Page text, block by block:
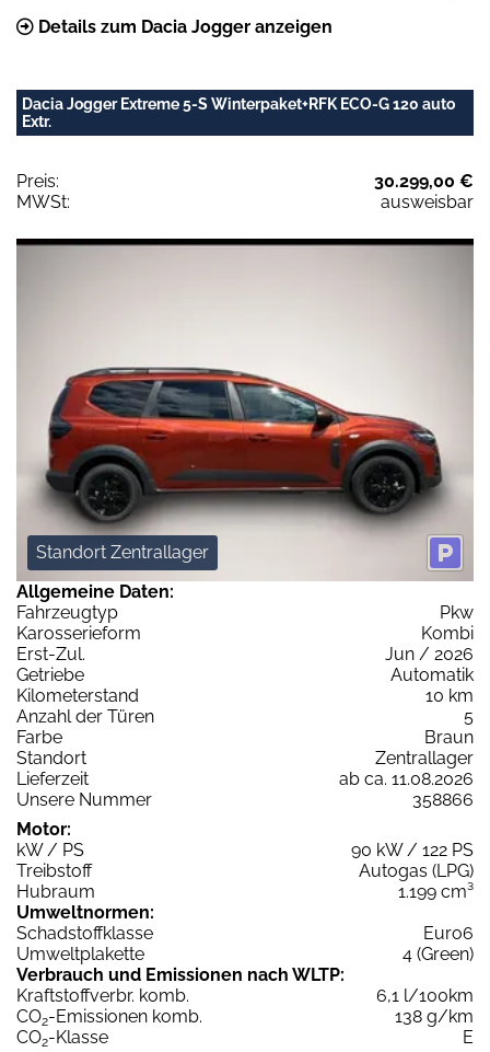
Details zum Dacia Jogger anzeigen
Dacia Jogger Extreme 5-S Winterpaket+RFK ECO-G 120 auto
Extr.
Preis:
30.299,00 €
MWSt:
ausweisbar
Standort Zentrallager
Allgemeine Daten:
Fahrzeugtyp
Pkw
Karosserieform
Kombi
Erst-Zul.
Jun / 2026
Getriebe
Automatik
Kilometerstand
10 km
Anzahl der Türen
5
Farbe
Braun
Standort
Zentrallager
Lieferzeit
ab ca. 11.08.2026
Unsere Nummer
358866
Motor:
kW / PS
90 kW / 122 PS
Treibstoff
Autogas (LPG)
Hubraum
1.199 cm³
Umweltnormen:
Schadstoffklasse
Euro6
Umweltplakette
4 (Green)
Verbrauch und Emissionen nach WLTP:
Kraftstoffverbr. komb.
6,1 l/100km
CO2-Emissionen komb.
138 g/km
CO2-Klasse
E